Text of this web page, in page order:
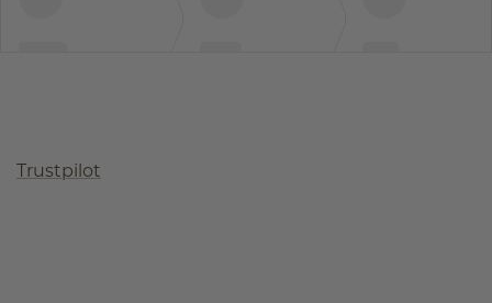
Trustpilot